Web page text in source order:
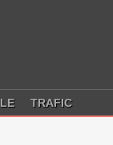
TRAFIC